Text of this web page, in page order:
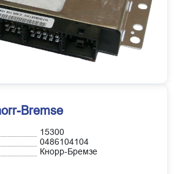
Bremse
15300
0486104104
Кнорр-Бремзе